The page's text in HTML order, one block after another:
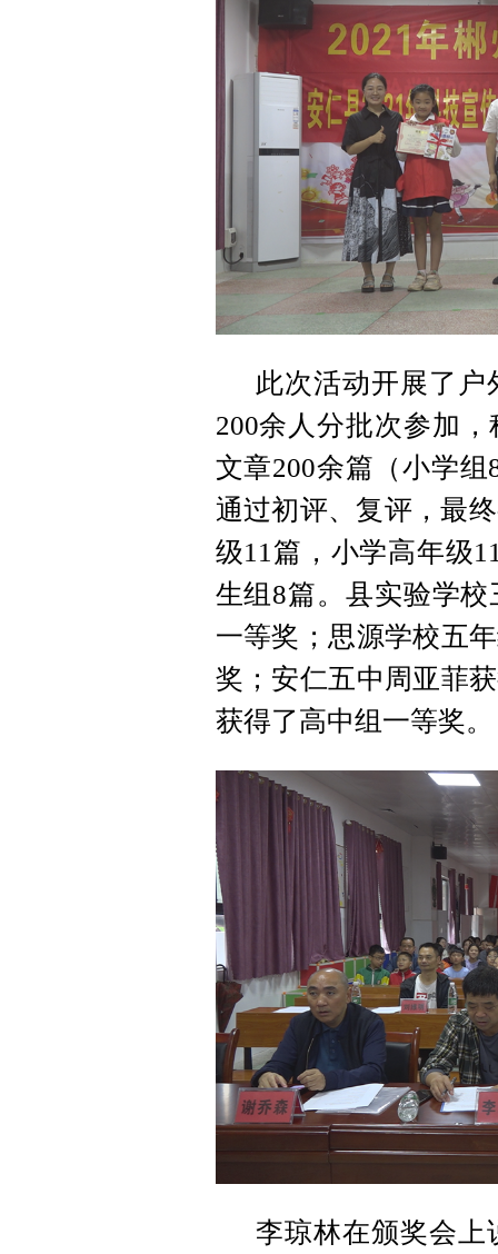
此次活动开展了户
200余人分批次参加
文章200余篇（小学
通过初评、复评，最
级11篇，小学高年级
生组8篇。县实验学
一等奖；思源学校五
奖；安仁五中周亚菲
获得了高中组一等奖。
李琼林在颁奖会